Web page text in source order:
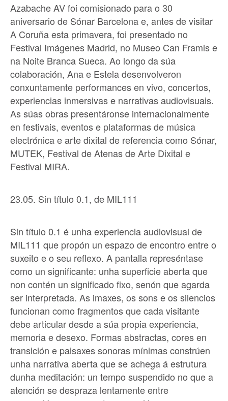
Azabache AV foi comisionado para o 30
aniversario de Sónar Barcelona e, antes de visitar
A Coruña esta primavera, foi presentado no
Festival Imágenes Madrid, no Museo Can Framis e
na Noite Branca Sueca. Ao longo da súa
colaboración, Ana e Estela desenvolveron
conxuntamente performances en vivo, concertos,
experiencias inmersivas e narrativas audiovisuais.
As súas obras presentáronse internacionalmente
en festivais, eventos e plataformas de música
electrónica e arte dixital de referencia como Sónar,
MUTEK, Festival de Atenas de Arte Dixital e
Festival MIRA.
23.05. Sin título 0.1, de MIL111
Sin título 0.1 é unha experiencia audiovisual de
MIL111 que propón un espazo de encontro entre o
suxeito e o seu reflexo. A pantalla represéntase
como un significante: unha superficie aberta que
non contén un significado fixo, senón que agarda
ser interpretada. As imaxes, os sons e os silencios
funcionan como fragmentos que cada visitante
debe articular desde a súa propia experiencia,
memoria e desexo. Formas abstractas, cores en
transición e paisaxes sonoras mínimas constrúen
unha narrativa aberta que se achega á estrutura
dunha meditación: un tempo suspendido no que a
atención se despraza lentamente entre